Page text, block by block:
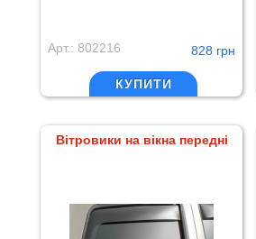
Арт.: 802216 828 грн
КУПИТИ
Вітровики на вікна передні